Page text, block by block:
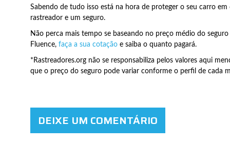
Sabendo de tudo isso está na hora de proteger o seu carro
rastreador e um seguro.
Não perca mais tempo se baseando no preço médio do
Fluence, faça a sua cotaçãoe saiba o quanto pagará.
*Rastreadores.org não se responsabiliza pelos valores aqui
que o preço do seguro pode variar conforme o perfil de cada
DEIXE UM COMENTÁRIO